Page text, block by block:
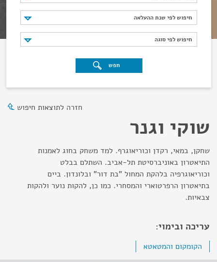
חיפוש לפי שנת ההעלאה
חיפוש לפי שנת ההעלאה
חיפוש לפי סוגה
חיפוש לפי סוגה
חפש
חזרה לתוצאות חיפוש
שוקי וגנר
שחקן, במאי, רקדן וכוריאוגרף. למד משחק בחוג לאמנות
התיאטרון באוניברסיטת תל-אביב. השתלם בבלט
וכוריאוגרפיה בלהקת המחול "בת דור" ובלונדון. ביים
בתיאטרון הרפרטוארי והמסחרי. כמו כן, להקות נוער ולהקות
צבאיות.
עריכה ובימוי:
הקומקום והמטאטא